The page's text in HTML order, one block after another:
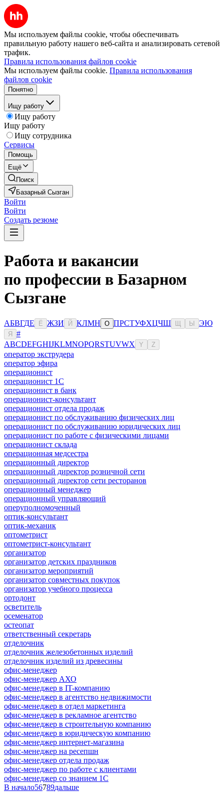
Мы используем файлы cookie, чтобы обеспечивать
правильную работу нашего веб-сайта и анализировать сетевой
трафик.
Правила использования файлов cookie
Мы используем файлы cookie. Правила использования
файлов cookie
Понятно
Ищу работу
Ищу работу
Ищу работу
Ищу сотрудника
Сервисы
Помощь
Ещё
Поиск
Базарный Сызган
Войти
Войти
Создать резюме
Работа и вакансии
по профессии в Базарном
Сызгане
АБВГДЕ Ё ЖЗИ Й КЛМН О ПРСТУФХЦЧШ Ы ЭЮ
Я
#
ABCDEFGHIJKLMNOPQRSTUVWX Y Z
оператор экструдера
оператор эфира
операционист
операционист 1С
операционист в банк
операционист-консультант
операционист отдела продаж
операционист по обслуживанию физических лиц
операционист по обслуживанию юридических лиц
операционист по работе с физическими лицами
операционист склада
операционная медсестра
операционный директор
операционный директор розничной сети
операционный директор сети ресторанов
операционный менеджер
операционный управляющий
оперуполномоченный
оптик-консультант
оптик-механик
оптометрист
оптометрист-консультант
организатор
организатор детских праздников
организатор мероприятий
организатор совместных покупок
организатор учебного процесса
ортодонт
осветитель
осеменатор
остеопат
ответственный секретарь
отделочник
отделочник железобетонных изделий
отделочник изделий из древесины
офис-менеджер
офис-менеджер АХО
офис-менеджер в IT-компанию
офис-менеджер в агентство недвижимости
офис-менеджер в отдел маркетинга
офис-менеджер в рекламное агентство
офис-менеджер в строительную компанию
офис-менеджер в юридическую компанию
офис-менеджер интернет-магазина
офис-менеджер на ресепшн
офис-менеджер отдела продаж
офис-менеджер по работе с клиентами
офис-менеджер со знанием 1С
В начало56789дальше